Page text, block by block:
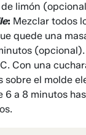
limón
: Mezclar todos
quede una
Con una
sobre el molde
6 a 8 minutos